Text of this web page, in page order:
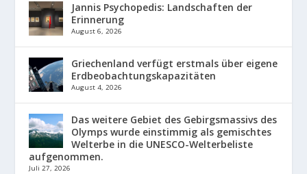
Jannis Psychopedis: Landschaften der
Erinnerung
August 6, 2026
Griechenland verfügt erstmals über eigene
Erdbeobachtungskapazitäten
August 4, 2026
Das weitere Gebiet des Gebirgsmassivs des
Olymps wurde einstimmig als gemischtes
Welterbe in die UNESCO-Welterbeliste
aufgenommen.
Juli 27, 2026